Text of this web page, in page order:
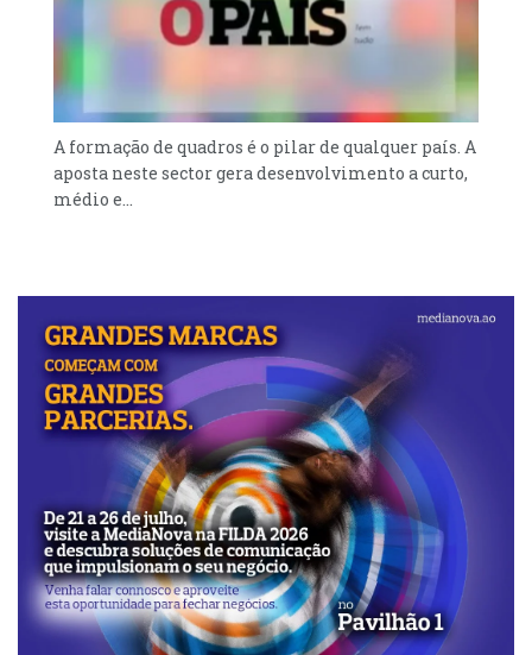
A formação de quadros é o pilar de qualquer país. A
aposta neste sector gera desenvolvimento a curto,
médio e...